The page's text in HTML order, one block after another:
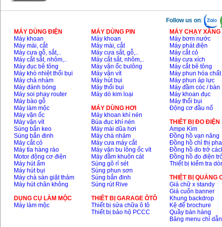
Follow us on:
MÁY DÙNG ĐIỆN
Máy khoan
Máy mài, cắt
Máy cưa gỗ, sắt,..
Máy cắt sắt, nhôm,..
Máy đục bê tông
Máy khò nhiệt thổi bụi
Máy chà nhám
Máy đánh bóng
Máy soi phay router
Máy bào gỗ
Máy làm mộc
Máy vặn ốc
Máy vặn vít
Súng bắn keo
Súng bắn đinh
Máy cắt cỏ
Máy tỉa hàng rào
Motor động cơ điện
Máy hút ẩm
Máy hút bụi
Máy chà sàn giặt thảm
Máy hút chân không
DỤNG CỤ LÀM MỘC
Máy làm mộc
MÁY DÙNG PIN
Máy khoan
Máy mài, cắt
Máy cưa sắt, gỗ,..
Máy cắt sắt, nhôm,..
Máy vặn ốc bulông
Máy vặn vít
Máy hút bụi
Máy thổi bụi
Máy dò kim loại
MÁY DÙNG HƠI
Máy khoan khí nén
Búa đục khí nén
Máy mài dũa hơi
Máy chà nhám
Máy cưa máy cắt
Máy vặn bu lông ốc vít
Máy đầm khuôn cát
Súng gõ rỉ sét
Súng phun sơn
Súng bắn đinh
Súng rút Rive
THIÊT BỊ GARAGE ÔTÔ
Thiết bị sửa chữa ô tô
Thiết bị bảo hộ PCCC
MÁY CHẠY
Máy bơm nước
Máy phát điện
Máy cắt cỏ
Máy cưa xích
Máy cắt bê tông
Máy phun hóa chất
Máy phun áp lực
Máy đầm cóc / bàn
Máy khoan đục
Máy thổi bụi
Động cơ đầu nổ
THIÊT BỊ ĐO ĐIỆN
Ampe Kìm
Đồng hồ vạn năng
Đồng hồ chỉ thị pha
Đồng hồ đo trở
Đồng hồ đo điện
Thiết bị kiểm tra
THIỆT BỊ QUẢNG
Giá chữ x standy
Giá cuốn banner
Khung backdrop
Kệ để brochure
Quầy bán hàng
Bảng menu chỉ dẫn